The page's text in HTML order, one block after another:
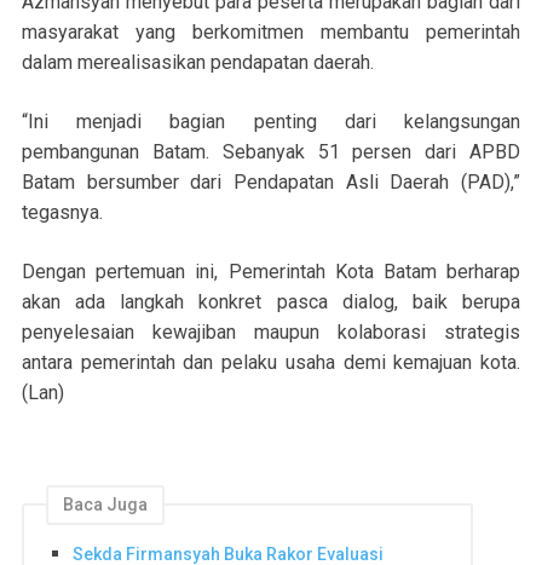
masyarakat yang berkomitmen membantu pemerintah
dalam merealisasikan pendapatan daerah.
“Ini menjadi bagian penting dari kelangsungan
pembangunan Batam. Sebanyak 51 persen dari APBD
Batam bersumber dari Pendapatan Asli Daerah (PAD),”
tegasnya.
Dengan pertemuan ini, Pemerintah Kota Batam berharap
akan ada langkah konkret pasca dialog, baik berupa
penyelesaian kewajiban maupun kolaborasi strategis
antara pemerintah dan pelaku usaha demi kemajuan kota.
(Lan)
Baca Juga
Sekda Firmansyah Buka Rakor Evaluasi